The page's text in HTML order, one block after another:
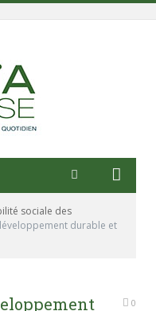
sociale des
durable et
0